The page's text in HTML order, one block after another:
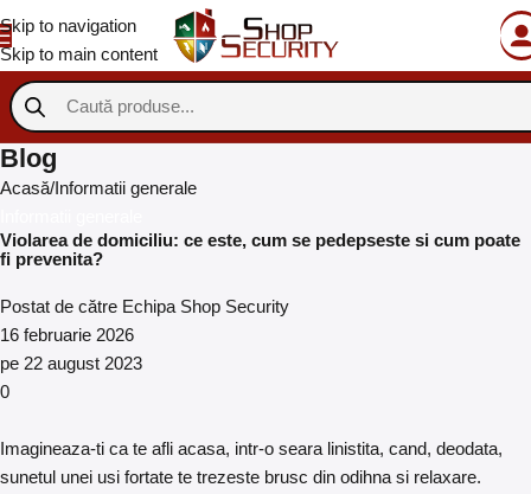
Skip to navigation
Skip to main content
Blog
Acasă Informatii generale
Violarea de domiciliu: ce este, cum se pedepseste si cum poate
fi prevenita?
Postat de către Echipa Shop Security
16 februarie 2026
pe 22 august 2023
0
Imagineaza-ti ca te afli acasa, intr-o seara linistita, cand, deodata,
sunetul unei usi fortate te trezeste brusc din odihna si relaxare.